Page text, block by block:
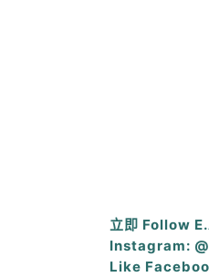
立即 Follow
Instagram:
Like